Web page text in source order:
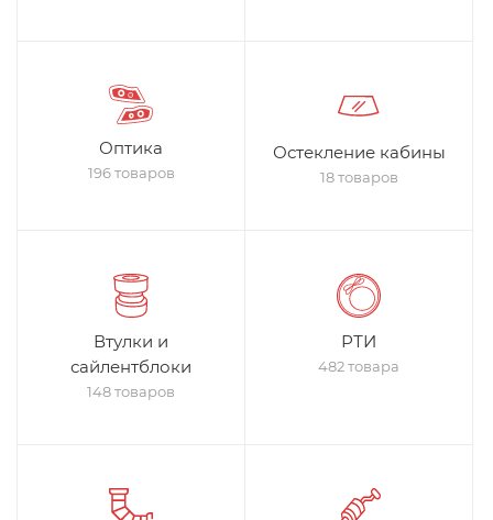
Оптика
196 товаров
Остекление кабины
18 товаров
Втулки и
сайлентблоки
148 товаров
РТИ
482 товара